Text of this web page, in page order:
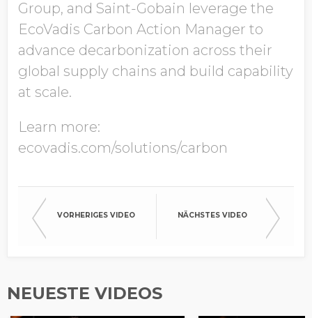
Group, and Saint-Gobain leverage the
EcoVadis Carbon Action Manager to
advance decarbonization across their
global supply chains and build capability
at scale.
Learn more:
ecovadis.com/solutions/carbon
VORHERIGES VIDEO NÄCHSTES VIDEO
NEUESTE VIDEOS